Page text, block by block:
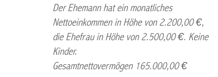
Der Ehemann hat ein monatliches
Nettoeinkommen in Höhe von 2.200,00 €,
die Ehefrau in Höhe von 2.500,00 €. Keine
Kinder.
Gesamtnettovermögen 165.000,00 €